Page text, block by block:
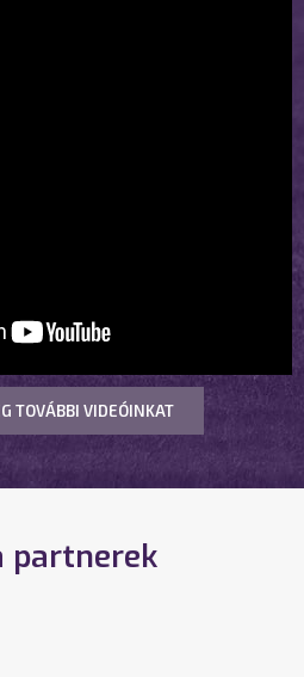
TOVÁBBI VIDEÓINKAT
partnerek